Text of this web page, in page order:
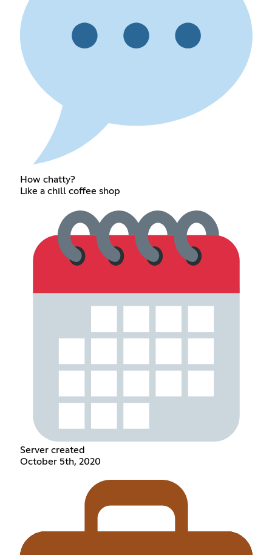
How chatty?
Like a chill coffee shop
Server created
October 5th, 2020